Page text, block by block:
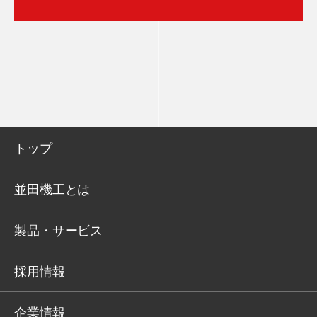
トップ
並田機工とは
製品・サービス
採用情報
企業情報